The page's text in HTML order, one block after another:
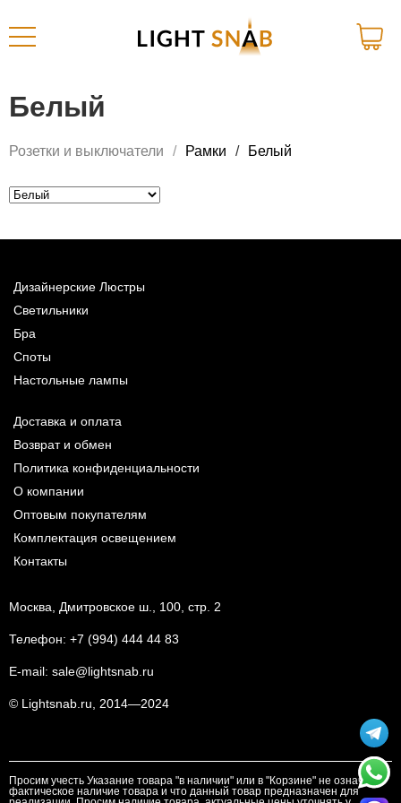
Белый
Розетки и выключатели Рамки Белый
Дизайнерские Люстры
Светильники
Бра
Споты
Настольные лампы
Доставка и оплата
Возврат и обмен
Политика конфиденциальности
О компании
Оптовым покупателям
Комплектация освещением
Контакты
Москва, Дмитровское ш., 100, стр. 2
Телефон: +7 (994) 444 44 83
E-mail: sale@lightsnab.ru
© Lightsnab.ru, 2014—2024
Просим учесть Указание товара "в наличии" или в "Корзине" не означает
фактическое наличие товара и что данный товар предназначен для